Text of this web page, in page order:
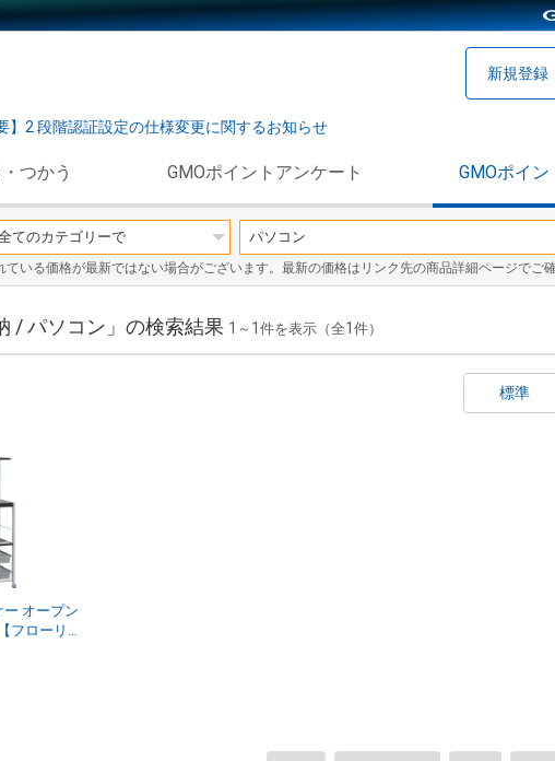
新規登録
】2 段階認証設定の仕様変更に関するお知らせ
つかう GMOポイントアンケート GMOポイ
ている価格が最新ではない場合がございます。最新の価格はリンク先の商品詳細ページでご
/ パソコン」の検索結果 1 ～ 1 件を表示（全1 件）
標準
ー オープン
フローリ